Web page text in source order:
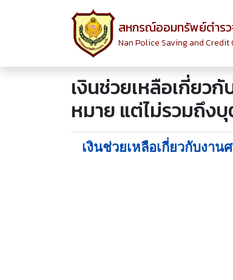
สหกรณ์ออมทรัพย์ตำรว
Nan Police Saving and
เงินช่วยเหลือเกี่ยว
หมาย แต่ไม่รวมถึง
เงินช่วยเหลือเกี่ยวกับงา